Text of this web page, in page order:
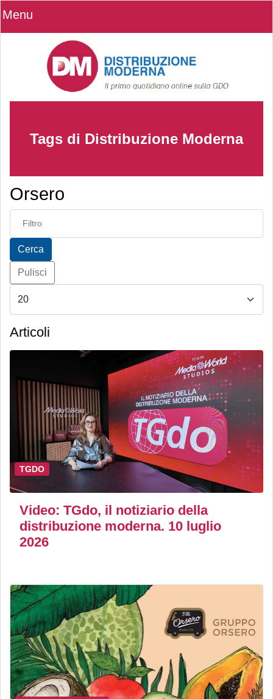
Menu
Tags di Distribuzione Moderna
Orsero
Inserisci parte del titolo
Cerca
Pulisci
Articoli
TGDO
Video: TGdo, il notiziario della
distribuzione moderna. 10 luglio
2026